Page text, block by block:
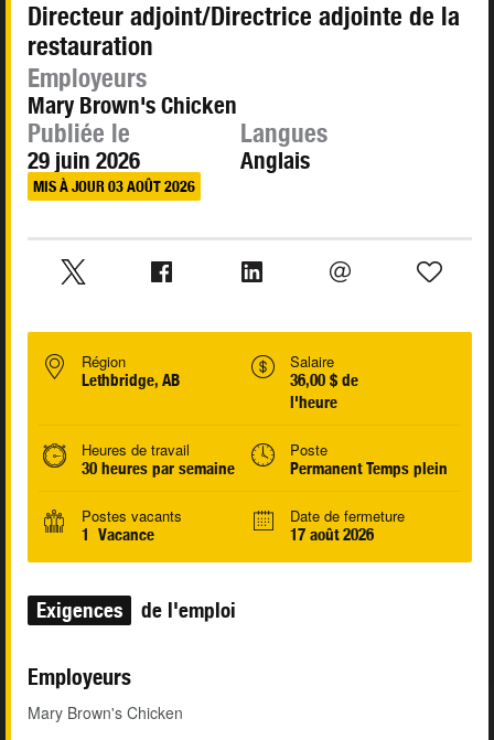
Directeur adjoint/Directrice adjointe de la
restauration
Employeurs
Mary Brown's Chicken
Publiée le
29 juin 2026
MIS À JOUR 03 AOÛT 2026
Langues
Anglais
Région
Lethbridge, AB
Salaire
36,00 $ de
l'heure
Heures de travail
30 heures par semaine
Poste
Permanent Temps plein
Postes vacants
1 Vacance
Date de fermeture
17 août 2026
Exigences de l'emploi
Employeurs
Mary Brown's Chicken